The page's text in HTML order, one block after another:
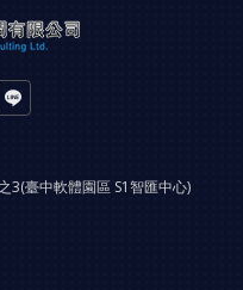
3(臺中軟體園區 S1智匯中心)